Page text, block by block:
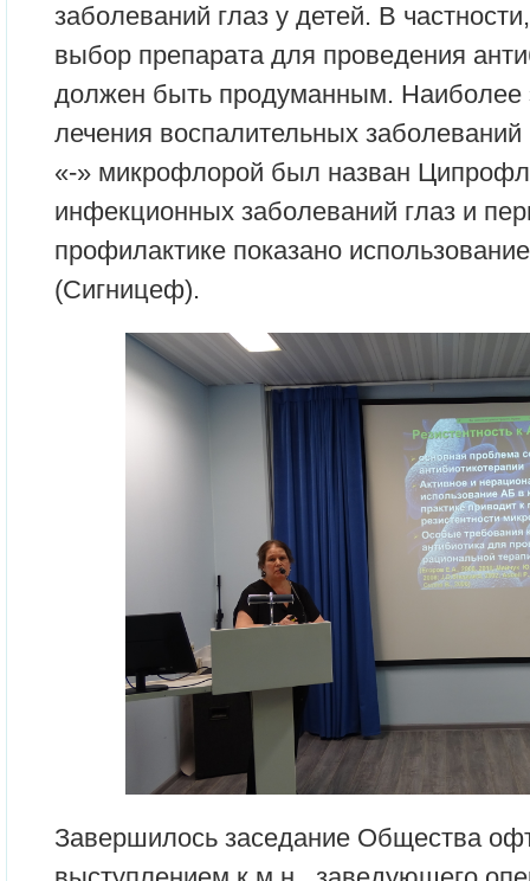
заболеваний глаз у детей. В
выбор препарата для проведения
должен быть продуманным.
лечения воспалительных
«-» микрофлорой был назван
инфекционных заболеваний глаз и
профилактике показано
(Сигницеф).
Завершилось заседание Общества